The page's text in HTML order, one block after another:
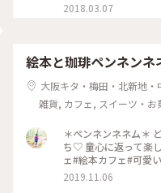
ング。それでも、な
#オーダーメイド
2018.03.07
絵本と珈琲ペンネンネ
大阪キタ・梅田・北新地・
雑貨, カフェ, スイーツ・お
＊ペンネンネネム＊
ち♡ 童心に返って楽
ェ#絵本カフェ#可愛
りっぷ大阪
2019.11.06